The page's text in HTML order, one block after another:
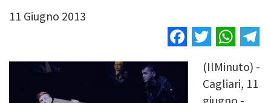
11 Giugno 2013
Facebook
Twitter
Image
(IlMinuto) -
Cagliari, 11